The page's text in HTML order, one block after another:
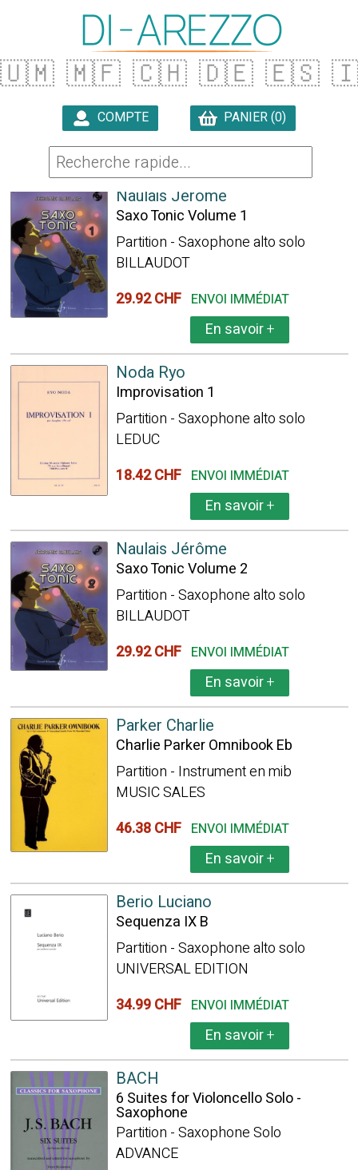
🇺🇲 🇲🇫 🇨🇭 🇩🇪 🇪🇸
COMPTE PANIER (0)
497 ARTICLES TROUVÉS
Naulais Jérôme
Saxo Tonic Volume 1
Partition - Saxophone alto solo
BILLAUDOT
29.92 CHF ENVOI IMMÉDIAT
En savoir+
Noda Ryo
Improvisation 1
Partition - Saxophone alto solo
LEDUC
18.42 CHF ENVOI IMMÉDIAT
En savoir+
Naulais Jérôme
Saxo Tonic Volume 2
Partition - Saxophone alto solo
BILLAUDOT
29.92 CHF ENVOI IMMÉDIAT
En savoir+
Parker Charlie
Charlie Parker Omnibook Eb
Partition - Instrument en mib
MUSIC SALES
46.38 CHF ENVOI IMMÉDIAT
En savoir+
Berio Luciano
Sequenza IX B
Partition - Saxophone alto solo
UNIVERSAL EDITION
34.99 CHF ENVOI IMMÉDIAT
En savoir+
BACH
6 Suites for Violoncello Solo -
Saxophone
Partition - Saxophone Solo
ADVANCE